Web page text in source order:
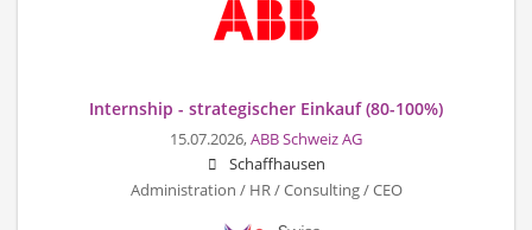
Internship - strategischer Einkauf (80-100%)
15.07.2026,ABB Schweiz AG
Schaffhausen
Administration / HR / Consulting / CEO